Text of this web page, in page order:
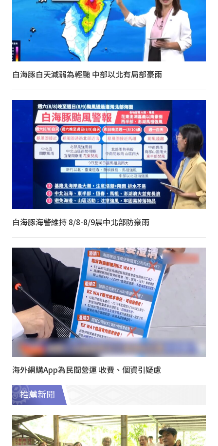
白海豚白天減弱為輕颱 中部以北有局部豪雨
白海豚海警維持 8/8-8/9晨中北部防豪雨
海外網購App為民間營運 收費、個資引疑慮
推薦新聞